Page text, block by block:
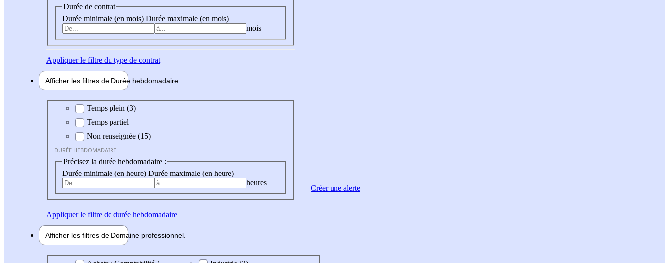
Durée de contrat
Durée minimale (en mois) Durée maximale (en mois)
mois
Appliquerle filtre du type de contrat
Afficher les filtres de Durée hebdomadaire
Durée hebdomadaire
Temps plein (3)
Temps partiel
Non renseignée (15)
DURÉE HEBDOMADAIRE
Précisez la durée hebdomadaire :
Durée minimale (en heure) Durée maximale (en heure)
heures
Appliquerle filtre de durée hebdomadaire
Afficher les filtres de Domaine professionnel
Créer une alerte